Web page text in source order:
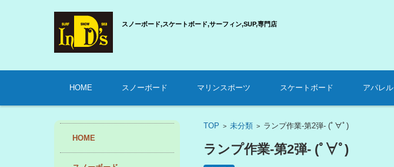
スノーボード,スケートボード,サーフィン,SUP,専門店
コンテンツに移動
HOME
スノーボード マリンスポーツ スケートボード アパレル
TOP >未分類 > ランプ作業-第2弾- (ﾟ∀ﾟ)
ランプ作業-第2弾- (ﾟ∀ﾟ)
HOME